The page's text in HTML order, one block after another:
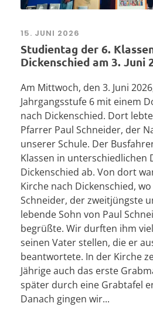
15. JUNI 2026
Studientag der 6.
Dickenschied am 3. Juni
Am Mittwoch, den 3. Juni
Jahrgangsstufe 6 mit einem
nach Dickenschied. Dort
Pfarrer Paul Schneider, der
unserer Schule. Der
Klassen in unterschiedlichen
Dickenschied ab. Von dort
Kirche nach Dickenschied,
Schneider, der zweitjüngste
lebende Sohn von Paul
begrüßte. Wir durften ihm
seinen Vater stellen, die er
beantwortete. In der Kirche
Jährige auch das erste
später durch eine Grabtafel
Danach gingen wir...